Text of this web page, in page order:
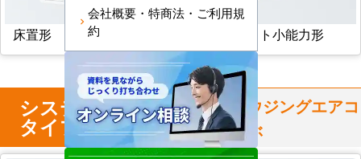
床置形 天井カセット小能力形
システムマルチ
タイプ
からハウジングエアコ
ンを選ぶ
会社概要・特商法・ご利用規
約